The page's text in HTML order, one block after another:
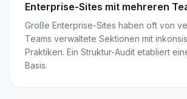
Enterprise-Sites mit mehreren
Große Enterprise-Sites haben oft von
Teams verwaltete Sektionen mit
Praktiken. Ein Struktur-Audit etabliert
Basis.